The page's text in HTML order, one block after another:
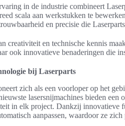
in de industrie combineert
scala aan werkstukken te
en precisie die
creativiteit en technische kennis
ook innovatieve benaderingen die
bij Laserparts
zich als een voorloper op het
lasersnijmachines bieden een
in elk project. Dankzij innovatieve
aanpassen, waardoor ze